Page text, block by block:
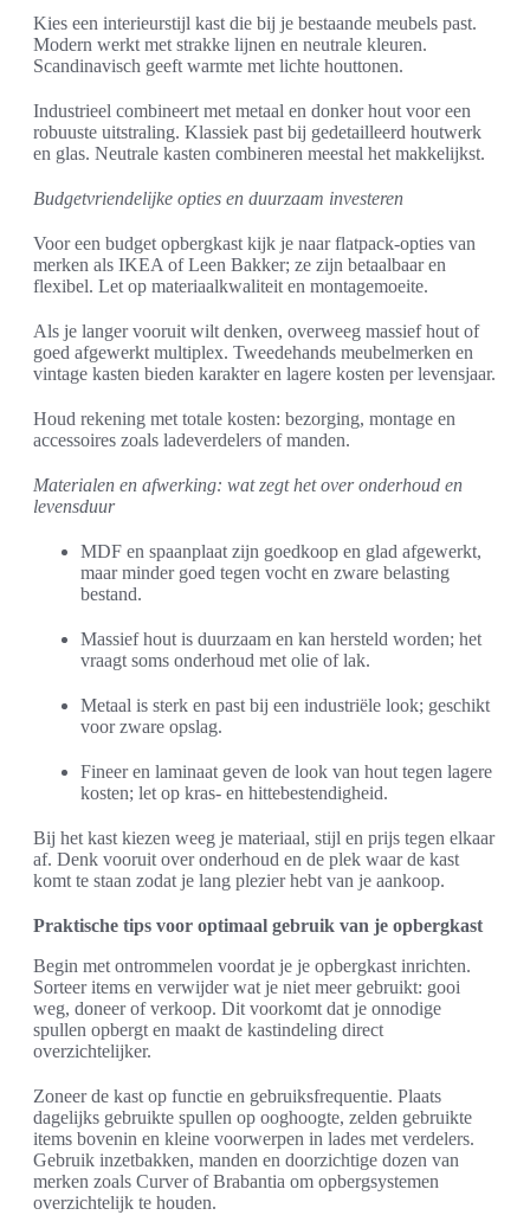
Kies een interieurstijl kast die bij je bestaande meubels past.
Modern werkt met strakke lijnen en neutrale kleuren.
Scandinavisch geeft warmte met lichte houttonen.
Industrieel combineert met metaal en donker hout voor een
robuuste uitstraling. Klassiek past bij gedetailleerd houtwerk
en glas. Neutrale kasten combineren meestal het makkelijkst.
Budgetvriendelijke opties en duurzaam investeren
Voor een budget opbergkast kijk je naar flatpack-opties van
merken als IKEA of Leen Bakker; ze zijn betaalbaar en
flexibel. Let op materiaalkwaliteit en montagemoeite.
Als je langer vooruit wilt denken, overweeg massief hout of
goed afgewerkt multiplex. Tweedehands meubelmerken en
vintage kasten bieden karakter en lagere kosten per levensjaar.
Houd rekening met totale kosten: bezorging, montage en
accessoires zoals ladeverdelers of manden.
Materialen en afwerking: wat zegt het over onderhoud en
levensduur
MDF en spaanplaat zijn goedkoop en glad afgewerkt,
maar minder goed tegen vocht en zware belasting
bestand.
Massief hout is duurzaam en kan hersteld worden; het
vraagt soms onderhoud met olie of lak.
Metaal is sterk en past bij een industriële look; geschikt
voor zware opslag.
Fineer en laminaat geven de look van hout tegen lagere
kosten; let op kras- en hittebestendigheid.
Bij het kast kiezen weeg je materiaal, stijl en prijs tegen elkaar
af. Denk vooruit over onderhoud en de plek waar de kast
komt te staan zodat je lang plezier hebt van je aankoop.
Praktische tips voor optimaal gebruik van je opbergkast
Begin met ontrommelen voordat je je opbergkast inrichten.
Sorteer items en verwijder wat je niet meer gebruikt: gooi
weg, doneer of verkoop. Dit voorkomt dat je onnodige
spullen opbergt en maakt de kastindeling direct
overzichtelijker.
Zoneer de kast op functie en gebruiksfrequentie. Plaats
dagelijks gebruikte spullen op ooghoogte, zelden gebruikte
items bovenin en kleine voorwerpen in lades met verdelers.
Gebruik inzetbakken, manden en doorzichtige dozen van
merken zoals Curver of Brabantia om opbergsystemen
overzichtelijk te houden.